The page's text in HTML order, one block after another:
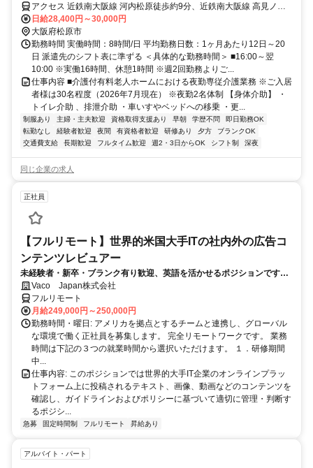
アクセス 近鉄南大阪線 河内松原徒歩約9分、近鉄南大阪線 高見ノ里
徒歩約19分、近鉄南大阪線 布忍徒歩約23分 【勤務地最寄駅】近鉄南
大阪線「河内松原」駅より徒歩7分
日給28,400円～30,000円
大阪府松原市
勤務時間 実働時間：8時間/日 平均勤務日数：1ヶ月あたり12日～20
日 派遣先のシフト表に準ずる ＜具体的な勤務時間＞ ■16:00～翌
10:00 ※実働16時間、休憩1時間 ※週2回勤務よりご...
仕事内容 ■介護付有料老人ホームにおける夜勤専従介護業務 ※ご入居
者様は30名程度（2026年7月現在） ※夜勤2名体制 【身体介助】 ・
トイレ介助 、排泄介助 ・車いすやベッドへの移乗 ・更...
制服あり 主婦・主夫歓迎 資格取得支援あり 早朝 学歴不問
即日勤務OK
転勤なし
経験者歓迎 夜間 有資格者歓迎 研修あり 夕方
ブランクOK
交通費支給
長期歓迎 フルタイム歓迎 週2・3日からOK シフト制 深夜
同じ企業の求人
正社員
【フルリモート】世界的米国大手ITの社内外の広告コ
ンテンツレビュアー
未経験者・新卒・ブランク有り歓迎、英語を活かせるポジションです。
完全リモート
Vaco Japan株式会社
フルリモート
月給249,000円～250,000円
勤務時間・曜日: アメリカを拠点とするチームと連携し、グローバル
な環境で働く正社員を募集します。 完全リモートワークです。 業務
時間は下記の３つの就業時間から選択いただけます。 １．研修期間
中...
仕事内容: このポジションでは世界的大手IT企業のオンラインプラッ
トフォーム上に投稿されるテキスト、画像、動画などのコンテンツを
確認し、ガイドラインおよびポリシーに基づいて適切に管理・判断す
るポジシ...
急募 固定時間制 フルリモート 昇給あり
アルバイト・パート